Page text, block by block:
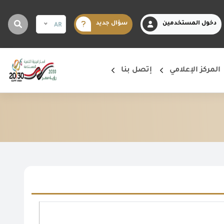
دخول المستخدمين سؤال جديد AR
المركز الإعلامي إتصل بنا